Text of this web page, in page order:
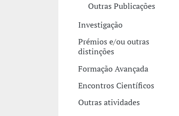
Outras Publicações
Investigação
Prémios e/ou outras
distinções
Formação Avançada
Encontros Científicos
Outras atividades